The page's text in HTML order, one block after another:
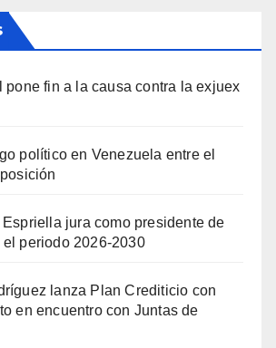
pone fin a la causa contra la exjuex
político en Venezuela entre el
jura como presidente de
periodo 2026-2030
lanza Plan Crediticio con
en encuentro con Juntas de